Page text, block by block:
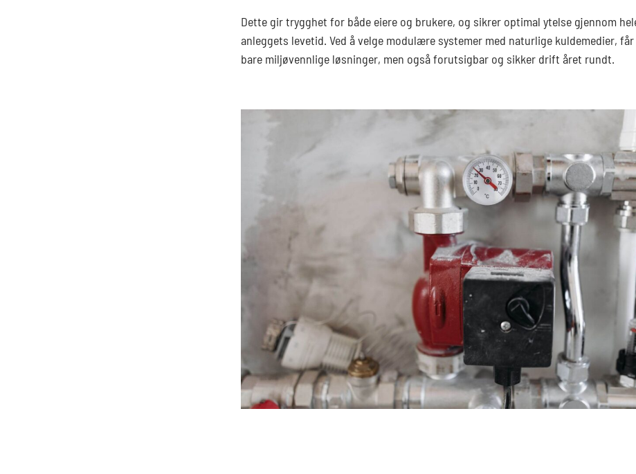
Dette gir trygghet for både eiere og brukere, og sikrer optimal ytelse gjennom
anleggets levetid. Ved å velge modulære systemer med naturlige kuldemedier,
bare miljøvennlige løsninger, men også forutsigbar og sikker drift året rundt.